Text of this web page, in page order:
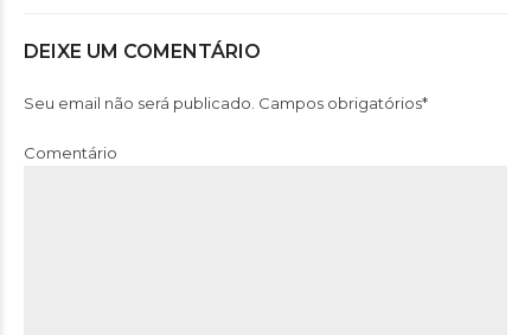
DEIXE UM COMENTÁRIO
Seu email não será publicado. Campos obrigatórios*
Comentário